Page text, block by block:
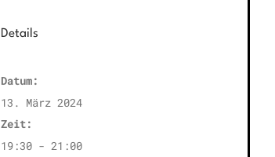
Details
Datum:
13. März 2024
Zeit:
19:30 - 21:00